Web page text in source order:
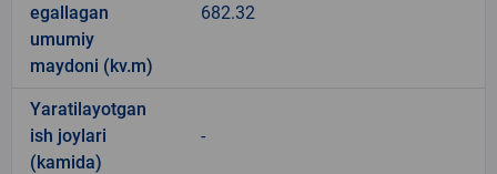
egallagan
umumiy
maydoni (kv.m)
682.32
Yaratilayotgan
ish joylari
(kamida)
-